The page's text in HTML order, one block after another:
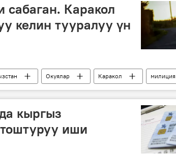
Каракол
келин тууралуу үн
Окуялар Каракол
милиция
кыргыз
иши